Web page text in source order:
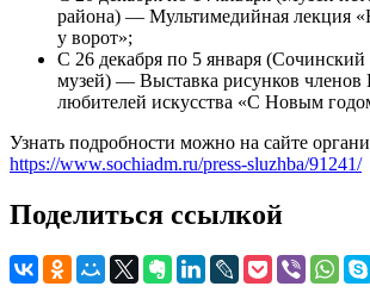
района) — Мультимедийная лекция
у ворот»;
С 26 декабря по 5 января
музей) — Выставка рисунков
любителей искусства «С Новым
Узнать подробности можно на сайте
https://www.sochiadm.ru/press-sluzhba/91241/
Поделиться ссылкой